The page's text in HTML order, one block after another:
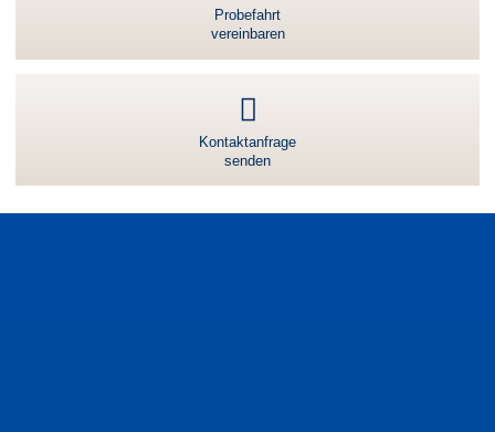
Probefahrt
vereinbaren
Kontaktanfrage
senden